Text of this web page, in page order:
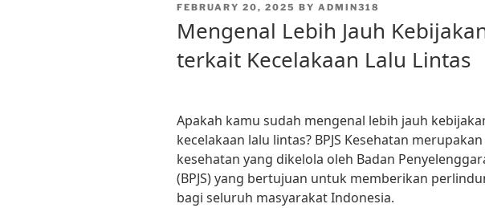
POSTED
FEBRUARY 20, 2025 BY ADMIN318
Mengenal Lebih Jauh Kebijakan
terkait Kecelakaan Lalu Lintas
Apakah kamu sudah mengenal lebih jauh
kecelakaan lalu lintas? BPJS Kesehatan
kesehatan yang dikelola oleh Badan
(BPJS) yang bertujuan untuk memberikan
bagi seluruh masyarakat Indonesia.